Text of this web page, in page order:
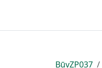
BūvZP037